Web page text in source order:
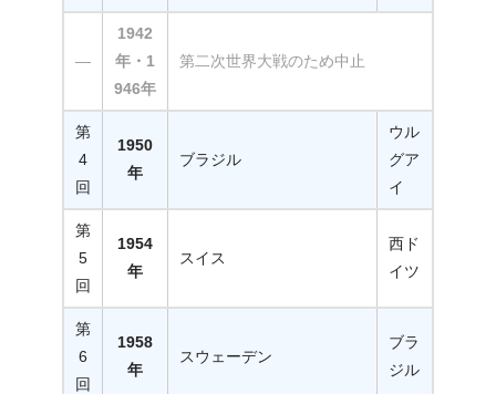
—
1942
年・1
946年
第二次世界大戦のため中止
第
4
回
1950
年
ブラジル
ウル
グア
イ
第
5
回
1954
年
スイス
西ド
イツ
第
6
回
1958
年
スウェーデン
ブラ
ジル